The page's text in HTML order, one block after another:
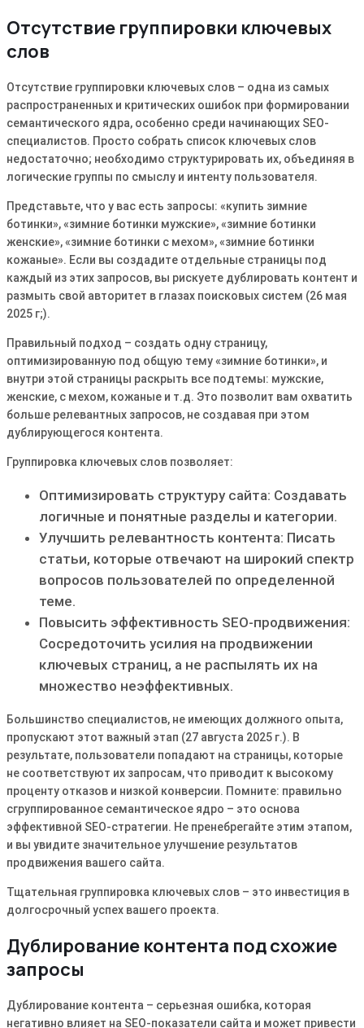
Отсутствие группировки ключевых
слов
Отсутствие группировки ключевых слов – одна из самых
распространенных и критических ошибок при формировании
семантического ядра, особенно среди начинающих SEO-
специалистов․ Просто собрать список ключевых слов
недостаточно; необходимо структурировать их, объединяя в
логические группы по смыслу и интенту пользователя․
Представьте, что у вас есть запросы: «купить зимние
ботинки», «зимние ботинки мужские», «зимние ботинки
женские», «зимние ботинки с мехом», «зимние ботинки
кожаные»․ Если вы создадите отдельные страницы под
каждый из этих запросов, вы рискуете дублировать контент и
размыть свой авторитет в глазах поисковых систем (26 мая
2025 г;)․
Правильный подход – создать одну страницу,
оптимизированную под общую тему «зимние ботинки», и
внутри этой страницы раскрыть все подтемы: мужские,
женские, с мехом, кожаные и т․д․ Это позволит вам охватить
больше релевантных запросов, не создавая при этом
дублирующегося контента․
Группировка ключевых слов позволяет:
Оптимизировать структуру сайта: Создавать
логичные и понятные разделы и категории․
Улучшить релевантность контента: Писать
статьи, которые отвечают на широкий спектр
вопросов пользователей по определенной
теме․
Повысить эффективность SEO-продвижения:
Сосредоточить усилия на продвижении
ключевых страниц, а не распылять их на
множество неэффективных․
Большинство специалистов, не имеющих должного опыта,
пропускают этот важный этап (27 августа 2025 г․)․ В
результате, пользователи попадают на страницы, которые
не соответствуют их запросам, что приводит к высокому
проценту отказов и низкой конверсии․ Помните: правильно
сгруппированное семантическое ядро – это основа
эффективной SEO-стратегии․ Не пренебрегайте этим этапом,
и вы увидите значительное улучшение результатов
продвижения вашего сайта․
Тщательная группировка ключевых слов – это инвестиция в
долгосрочный успех вашего проекта․
Дублирование контента под схожие
запросы
Дублирование контента – серьезная ошибка, которая
негативно влияет на SEO-показатели сайта и может привести